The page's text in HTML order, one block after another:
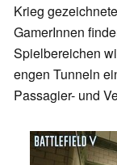
Krieg
GamerInnen
Spielbereichen
engen Tunneln
Passagier- und